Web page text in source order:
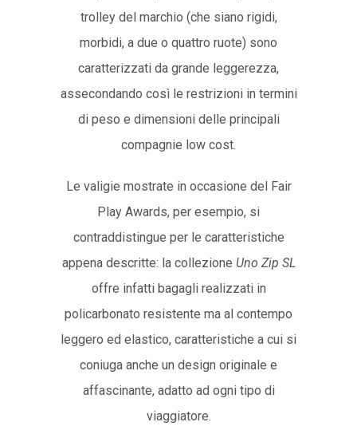
trolley del marchio (che siano rigidi,
morbidi, a due o quattro ruote) sono
caratterizzati da grande leggerezza,
assecondando così le restrizioni in termini
di peso e dimensioni delle principali
compagnie low cost.
Le valigie mostrate in occasione del Fair
Play Awards, per esempio, si
contraddistingue per le caratteristiche
appena descritte: la collezione Uno Zip SL
offre infatti bagagli realizzati in
policarbonato resistente ma al contempo
leggero ed elastico, caratteristiche a cui si
coniuga anche un design originale e
affascinante, adatto ad ogni tipo di
viaggiatore.